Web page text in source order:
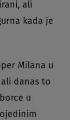
ali
kada je
Milana u
danas to
u